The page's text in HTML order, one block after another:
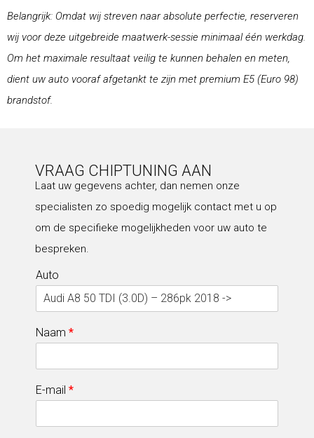
Belangrijk: Omdat wij streven naar absolute perfectie, reserveren
wij voor deze uitgebreide maatwerk-sessie minimaal één werkdag.
Om het maximale resultaat veilig te kunnen behalen en meten,
dient uw auto vooraf afgetankt te zijn met premium E5 (Euro 98)
brandstof.
VRAAG CHIPTUNING AAN
Laat uw gegevens achter, dan nemen onze
specialisten zo spoedig mogelijk contact met u op
om de specifieke mogelijkheden voor uw auto te
bespreken.
Auto
Naam *
E-mail *